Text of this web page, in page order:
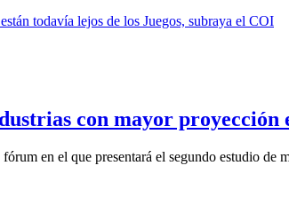
con mayor proyección
en el que presentará el segundo estudio de